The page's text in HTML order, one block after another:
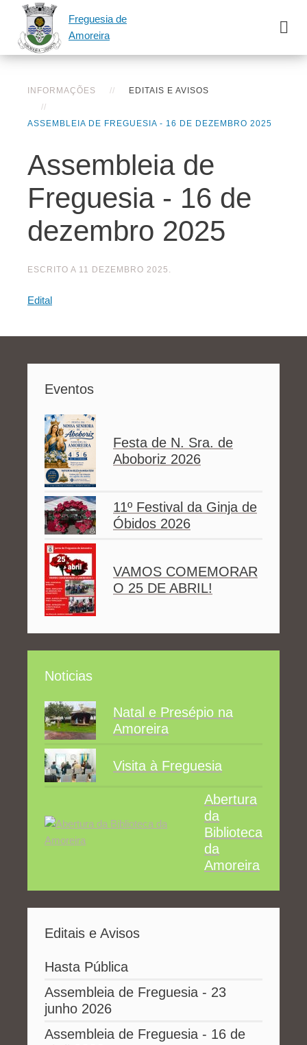
Freguesia de
Amoreira
INFORMAÇÕES EDITAIS E AVISOS
ASSEMBLEIA DE FREGUESIA - 16 DE DEZEMBRO 2025
Assembleia de
Freguesia - 16 de
dezembro 2025
ESCRITO A 11 DEZEMBRO 2025 .
Edital
Eventos
Festa de N. Sra. de
Aboboriz 2026
11º Festival da Ginja de
Óbidos 2026
VAMOS COMEMORAR
O 25 DE ABRIL!
Noticias
Natal e Presépio na
Amoreira
Visita à Freguesia
Abertura
da
Biblioteca
da
Amoreira
Editais e Avisos
Hasta Pública
Assembleia de Freguesia - 23
junho 2026
Assembleia de Freguesia - 16 de